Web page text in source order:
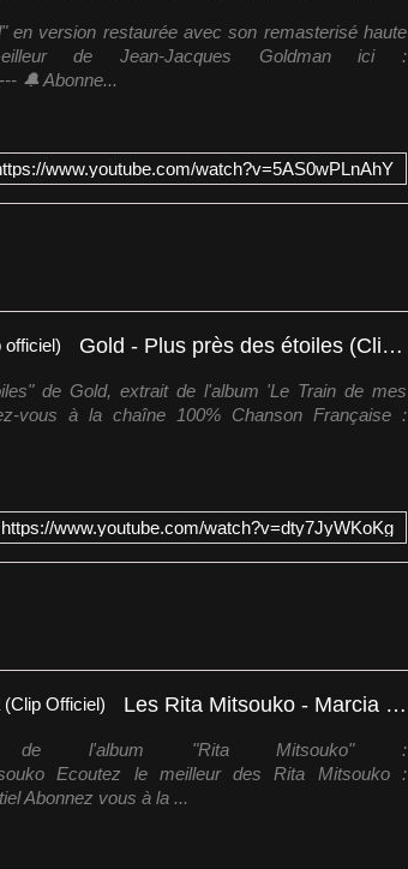
en version restaurée avec son remasterisé haute
de Jean-Jacques Goldman ici :
🔔 Abonne...
www.youtube.com/watch?v=5AS0wPLnAhY
Gold - Plus près des étoiles (Clip officiel)
de Gold, extrait de l'album 'Le Train de mes
vous à la chaîne 100% Chanson Française :
https://www.youtube.com/watch?v=dty7JyWKoKg
Les Rita Mitsouko - Marcia Baïla (Clip Officiel)
de l'album "Rita Mitsouko" :
Ecoutez le meilleur des Rita Mitsouko :
Abonnez vous à la ...